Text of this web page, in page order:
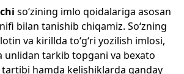
so‘zining imlo qoidalariga asosan
bilan tanishib chiqamiz. So‘zning
va kirillda to‘g‘ri yozilish imlosi,
unlidan tarkib topgani va bexato
tartibi hamda kelishiklarda qanday